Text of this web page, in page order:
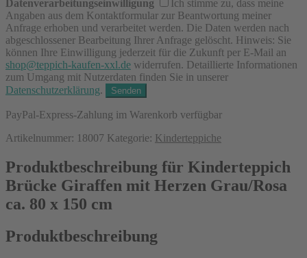
Datenverarbeitungseinwilligung
Ich stimme zu, dass meine
Angaben aus dem Kontaktformular zur Beantwortung meiner
Anfrage erhoben und verarbeitet werden. Die Daten werden nach
abgeschlossener Bearbeitung Ihrer Anfrage gelöscht. Hinweis: Sie
können Ihre Einwilligung jederzeit für die Zukunft per E-Mail an
shop@teppich-kaufen-xxl.de widerrufen. Detaillierte Informationen
zum Umgang mit Nutzerdaten finden Sie in unserer
Datenschutzerklärung.
PayPal-Express-Zahlung im Warenkorb verfügbar
Artikelnummer: 18007 Kategorie: Kinderteppiche
Produktbeschreibung für Kinderteppich
Brücke Giraffen mit Herzen Grau/Rosa
ca. 80 x 150 cm
Produktbeschreibung